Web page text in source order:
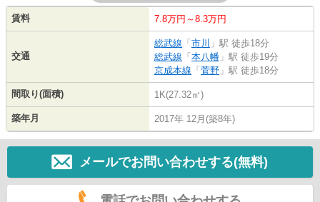
賃料 7.8万円～8.3万円
交通
総武線 「 市川 」駅 徒歩18分
総武線 「 本八幡 」駅 徒歩19分
京成本線 「 菅野 」駅 徒歩18分
間取り(面積) 1K(27.32㎡)
築年月 2017年 12月(築8年)
メールでお問い合わせする(無料)